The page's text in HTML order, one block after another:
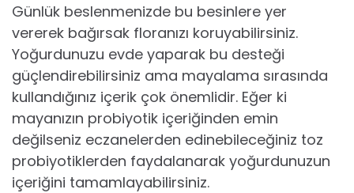
Günlük beslenmenizde bu besinlere yer
vererek bağırsak floranızı koruyabilirsiniz.
Yoğurdunuzu evde yaparak bu desteği
güçlendirebilirsiniz ama mayalama sırasında
kullandığınız içerik çok önemlidir. Eğer ki
mayanızın probiyotik içeriğinden emin
değilseniz eczanelerden edinebileceğiniz toz
probiyotiklerden faydalanarak yoğurdunuzun
içeriğini tamamlayabilirsiniz.